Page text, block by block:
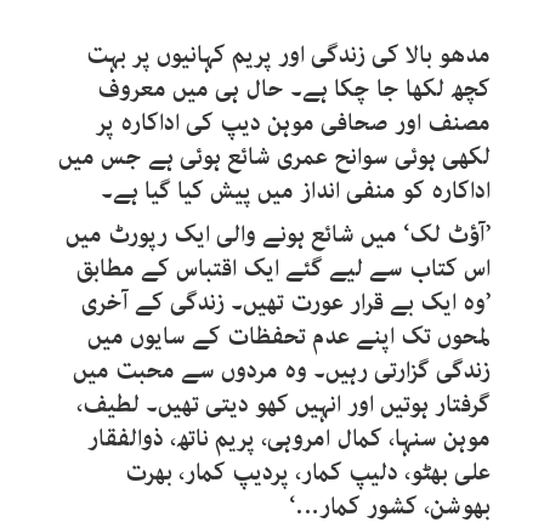
مدھو بالا کی زندگی اور پریم کہانیوں پر بہت
کچھ لکھا جا چکا ہے۔ حال ہی میں معروف
مصنف اور صحافی موہن دیپ کی اداکارہ پر
لکھی ہوئی سوانح عمری شائع ہوئی ہے جس میں
اداکارہ کو منفی انداز میں پیش کیا گیا ہے۔
’آؤٹ لک‘ میں شائع ہونے والی ایک رپورٹ میں
اس کتاب سے لیے گئے ایک اقتباس کے مطابق
’وہ ایک بے قرار عورت تھیں۔ زندگی کے آخری
لمحوں تک اپنے عدم تحفظات کے سایوں میں
زندگی گزارتی رہیں۔ وہ مردوں سے محبت میں
گرفتار ہوتیں اور انہیں کھو دیتی تھیں۔ لطیف،
موہن سنہا، کمال امروہی، پریم ناتھ، ذوالفقار
علی بھٹو، دلیپ کمار، پردیپ کمار، بھرت
بھوشن، کشور کمار…‘